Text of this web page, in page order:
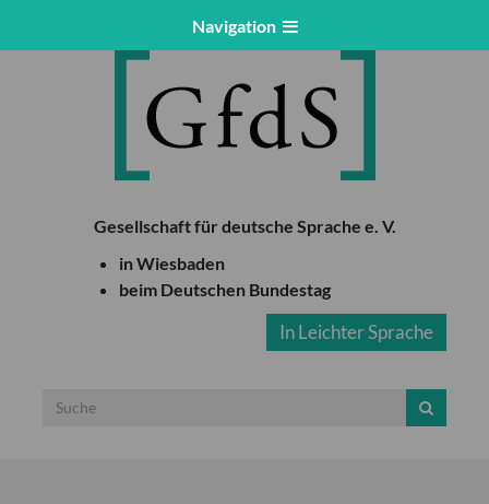
Navigation
Gesellschaft für deutsche Sprache e. V.
in Wiesbaden
beim Deutschen Bundestag
In Leichter Sprache